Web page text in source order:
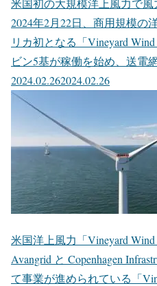
米国初の大規模洋上風力で
2024年2月22日、商用規模の
リカ初となる「Vineyard
ビン5基が稼働を始め、送電
2024.02.262024.02.26
米国洋上風力「Vineyard
Avangrid と Copenhagen
て事業が進められている「